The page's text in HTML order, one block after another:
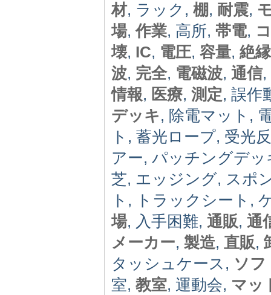
材, ラック, 棚, 耐震,
場,作業, 高所, 帯電,
壊, IC, 電圧, 容量, 絶縁
波, 完全, 電磁波, 通信,
情報, 医療, 測定, 誤作
デッキ, 除電マット,
ト, 蓄光ロープ, 受光
アー, パッチングデ
芝, エッジング, スポ
ト, トラックシート,
場, 入手困難, 通販, 通
メーカー, 製造, 直販,
タッシュケース, ソフ
室, 教室, 運動会, マッ